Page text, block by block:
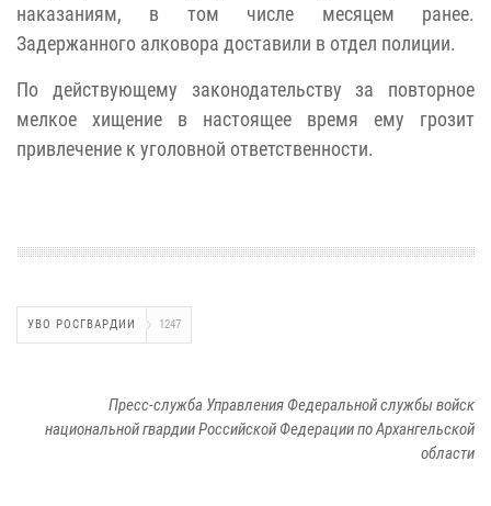
наказаниям, в том числе месяцем ранее.
Задержанного алковора доставили в отдел полиции.
По действующему законодательству за повторное
мелкое хищение в настоящее время ему грозит
привлечение к уголовной ответственности.
УВО РОСГВАРДИИ 1247
Пресс-служба Управления Федеральной службы войск
национальной гвардии Российской Федерации по Архангельской
области